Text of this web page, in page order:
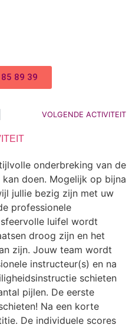
89 39
VOLGENDE ACTIVITEIT
onderbreking van de
doen. Mogelijk op bijna
jullie bezig zijn met uw
professionele
luifel wordt
droog zijn en het
zijn. Jouw team wordt
instructeur(s) en na
schieten
pijlen. De eerste
Na een korte
De individuele scores